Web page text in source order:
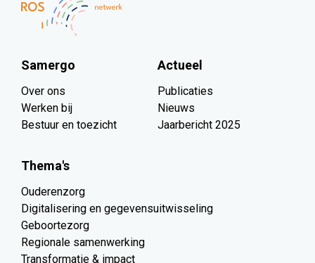
Samergo
Over ons
Werken bij
Bestuur en toezicht
Actueel
Publicaties
Nieuws
Jaarbericht 2025
Thema's
Ouderenzorg
Digitalisering en gegevensuitwisseling
Geboortezorg
Regionale samenwerking
Transformatie & impact